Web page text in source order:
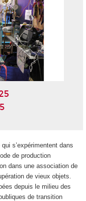
s’expérimentent dans
de production
dans une association de
de vieux objets.
depuis le milieu des
de transition